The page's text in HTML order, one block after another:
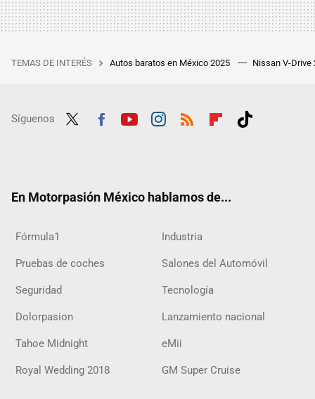
TEMAS DE INTERÉS Autos baratos en México 2025 Nissan V-Drive
Síguenos
En Motorpasión México hablamos de...
Fórmula1 Industria
Pruebas de coches Salones del Automóvil
Seguridad Tecnología
Dolorpasion Lanzamiento nacional
Tahoe Midnight eMii
Royal Wedding 2018 GM Super Cruise